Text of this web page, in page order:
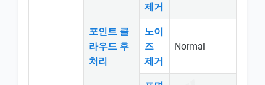
포인트 클
라우드 후
처리
제거
노이
즈
제거
Normal